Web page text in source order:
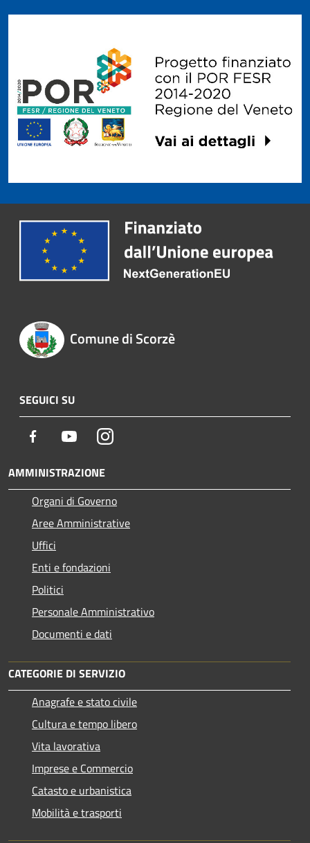
Comune di Scorzè
SEGUICI SU
Facebook YoutubeInstagram
AMMINISTRAZIONE
Organi di Governo
Aree Amministrative
Uffici
Enti e fondazioni
Politici
Personale Amministrativo
Documenti e dati
CATEGORIE DI SERVIZIO
Anagrafe e stato civile
Cultura e tempo libero
Vita lavorativa
Imprese e Commercio
Catasto e urbanistica
Mobilità e trasporti